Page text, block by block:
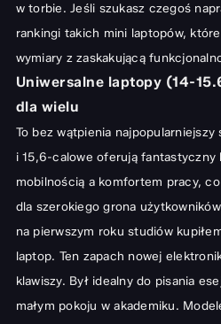
w torbie. Jeśli szukasz czegoś
rankingi takich mini laptopów,
wymiary z zaskakującą
Uniwersalne laptopy (14-
dla wielu
To bez wątpienia
i 15,6-calowe oferują fantastyczny
mobilnością a komfortem pracy,
dla szerokiego grona
na pierwszym roku studiów
laptop. Ten zapach nowej
klawiszy. Był idealny do pisania
małym pokoju w akademiku.